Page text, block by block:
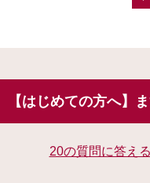
【はじめての方へ】
20の質問に答え